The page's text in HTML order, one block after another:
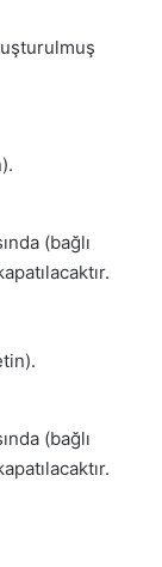
(bağlı
(bağlı